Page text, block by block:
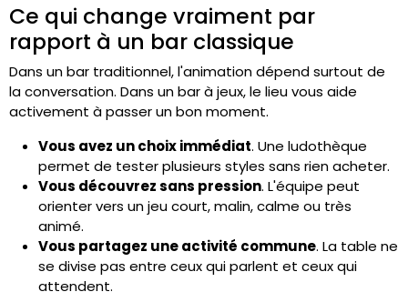
Ce qui change vraiment par
rapport à un bar classique
Dans un bar traditionnel, l'animation dépend surtout de
la conversation. Dans un bar à jeux, le lieu vous aide
activement à passer un bon moment.
Vous avez un choix immédiat. Une ludothèque
permet de tester plusieurs styles sans rien acheter.
Vous découvrez sans pression. L'équipe peut
orienter vers un jeu court, malin, calme ou très
animé.
Vous partagez une activité commune. La table ne
se divise pas entre ceux qui parlent et ceux qui
attendent.